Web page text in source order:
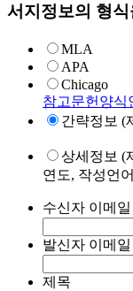
서지정보의 형
MLA
APA
Chicago
참고문헌양식
간략정보 (
상세정보 (
연도, 작성언
수신자 이메일
발신자 이메일
제목